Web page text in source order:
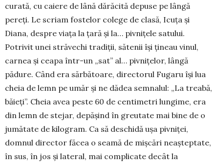
curată, cu caiere de lână dă­ră­cită depuse pe lângă
pereți. Le scriam fostelor colege de cla­să, Icuța și
Diana, despre viața la țară și la… piv­nițele satului.
Potrivit unei străvechi tradiții, sătenii își țineau vi­nul,
carnea și ceapa într-un „sat” al… pivnițelor, lângă
pădure. Când era sărbătoare, directorul Fugaru își lua
cheia de lemn pe umăr și ne dădea semnalul: „La treabă,
băieți”. Cheia avea peste 60 de centimetri lun­gi­me, era
din lemn de stejar, depășind în greutate mai bine de o
jumătate de kilogram. Ca să deschidă ușa pivniței,
domnul director făcea o seamă de mișcări neașteptate,
în sus, în jos și lateral, mai complicate decât la